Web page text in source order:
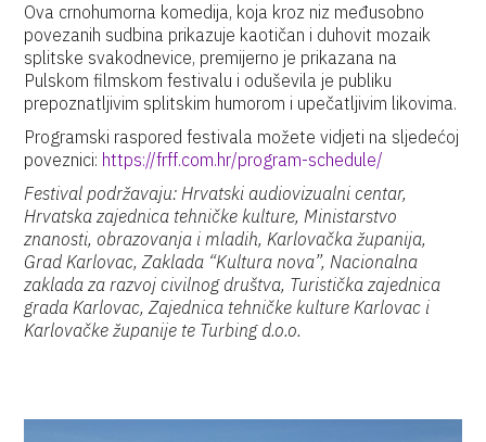
Ova crnohumorna komedija, koja kroz niz međusobno
povezanih sudbina prikazuje kaotičan i duhovit mozaik
splitske svakodnevice, premijerno je prikazana na
Pulskom filmskom festivalu i oduševila je publiku
prepoznatljivim splitskim humorom i upečatljivim likovima.
Programski raspored festivala možete vidjeti na sljedećoj
poveznici: https://frff.com.hr/program-schedule/
Festival podržavaju: Hrvatski audiovizualni centar,
Hrvatska zajednica tehničke kulture, Ministarstvo
znanosti, obrazovanja i mladih, Karlovačka županija,
Grad Karlovac, Zaklada “Kultura nova”, Nacionalna
zaklada za razvoj civilnog društva, Turistička zajednica
grada Karlovac, Zajednica tehničke kulture Karlovac i
Karlovačke županije te Turbing d.o.o.